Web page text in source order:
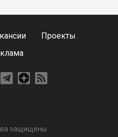
Проекты
защищены